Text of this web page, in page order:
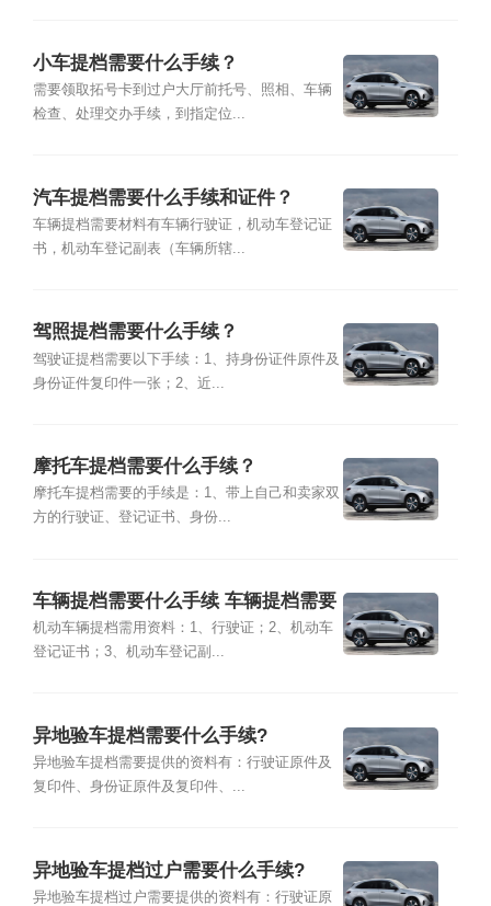
小车提档需要什么手续？
需要领取拓号卡到过户大厅前托号、照相、车辆
检查、处理交办手续，到指定位...
汽车提档需要什么手续和证件？
车辆提档需要材料有车辆行驶证，机动车登记证
书，机动车登记副表（车辆所辖...
驾照提档需要什么手续？
驾驶证提档需要以下手续：1、持身份证件原件及
身份证件复印件一张；2、近...
摩托车提档需要什么手续？
摩托车提档需要的手续是：1、带上自己和卖家双
方的行驶证、登记证书、身份...
车辆提档需要什么手续 车辆提档需要
多久
机动车辆提档需用资料：1、行驶证；2、机动车
登记证书；3、机动车登记副...
异地验车提档需要什么手续?
异地验车提档需要提供的资料有：行驶证原件及
复印件、身份证原件及复印件、...
异地验车提档过户需要什么手续?
异地验车提档过户需要提供的资料有：行驶证原